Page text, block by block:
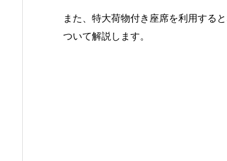
また、特大荷物付き座席を利用する
ついて解説します。